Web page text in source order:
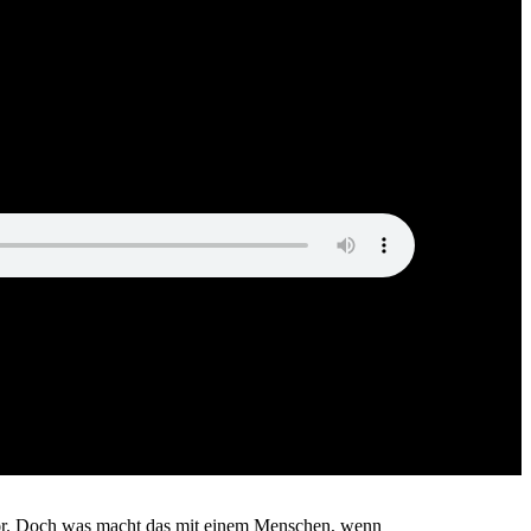
Doch was macht das mit einem Menschen, wenn